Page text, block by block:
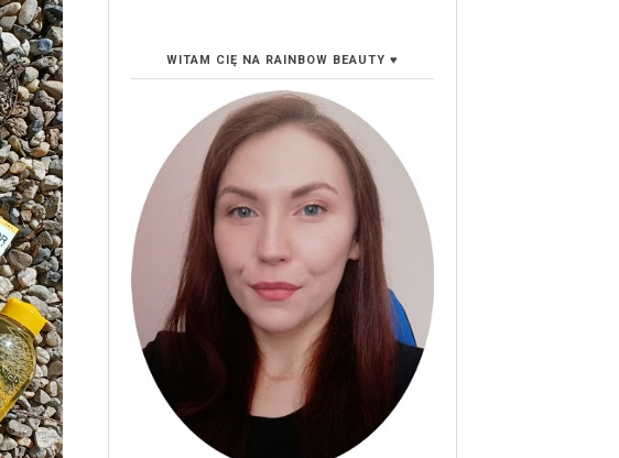
WITAM CIĘ NA RAINBOW BEAUTY ♥